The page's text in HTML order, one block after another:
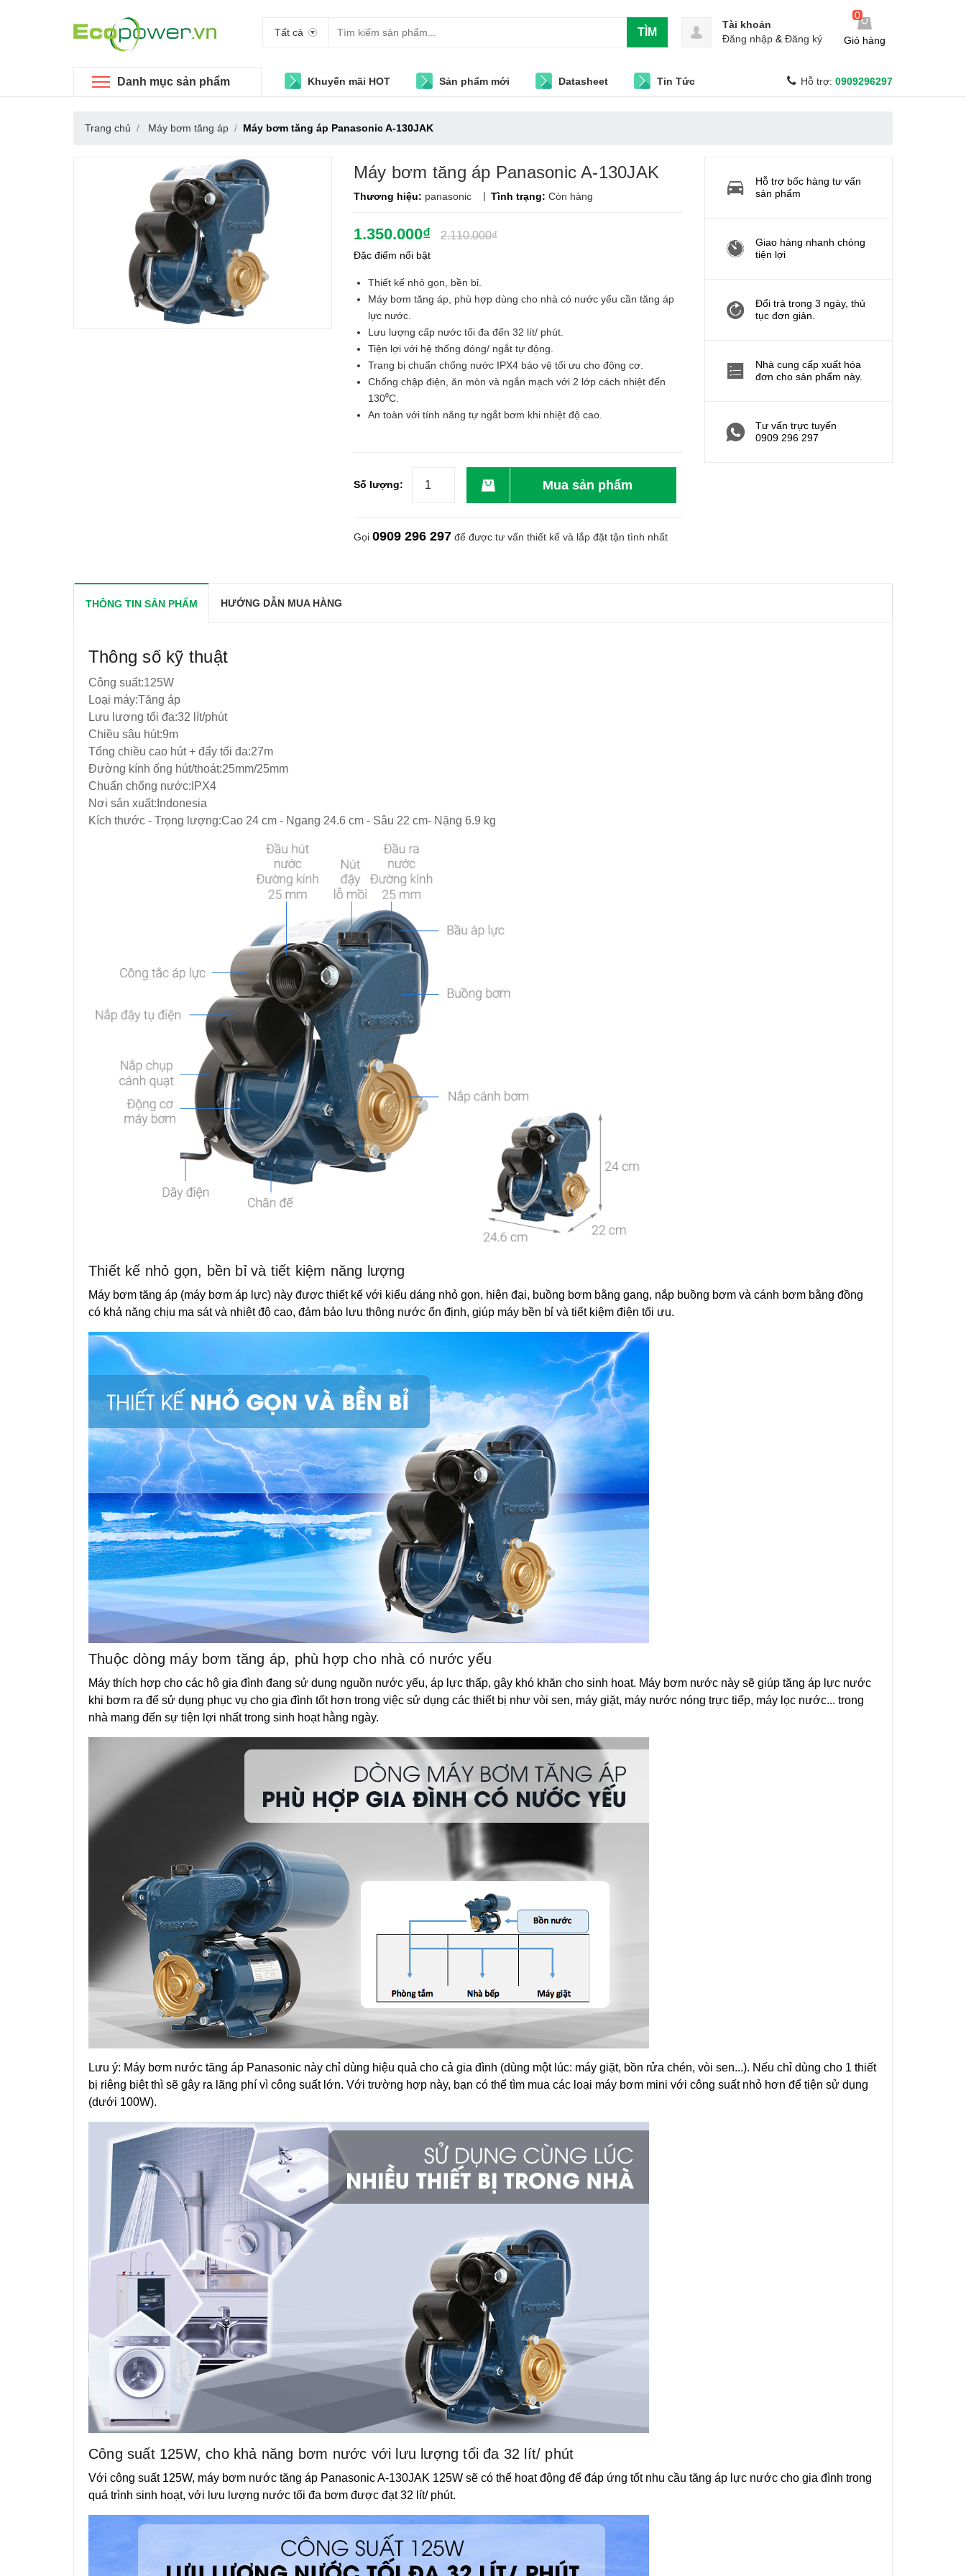
Tất cả TÌM
0
Giỏ hàng
Tài khoản
Đăng nhập & Đăng ký
Danh mục sản phẩm Khuyến mãi HOT Sản phẩm mới Datasheet Tin Tức Hỗ trợ: 0909296297
Trang chủ Máy bơm tăng áp Máy bơm tăng áp Panasonic A-130JAK
Máy bơm tăng áp Panasonic A-130JAK
Thương hiệu: panasonic | Tình trạng: Còn hàng
1.350.000₫ 2.110.000₫
Đặc điểm nổi bật
Thiết kế nhỏ gọn, bền bỉ.
Máy bơm tăng áp, phù hợp dùng cho nhà có nước yếu cần tăng áp
lực nước.
Lưu lượng cấp nước tối đa đến 32 lít/ phút.
Tiện lợi với hệ thống đóng/ ngắt tự động.
Trang bị chuẩn chống nước IPX4 bảo vệ tối ưu cho động cơ.
Chống chập điện, ăn mòn và ngắn mạch với 2 lớp cách nhiệt đến
130⁰C.
An toàn với tính năng tự ngắt bơm khi nhiệt độ cao.
Số lượng: Mua sản phẩm
Gọi 0909 296 297 để được tư vấn thiết kế và lắp đặt tận tình nhất
Hỗ trợ bốc hàng tư vấn
sản phẩm
Giao hàng nhanh chóng
tiện lợi
Đổi trả trong 3 ngày, thủ
tục đơn giản.
Nhà cung cấp xuất hóa
đơn cho sản phẩm này.
Tư vấn trực tuyến
0909 296 297
THÔNG TIN SẢN PHẨM HƯỚNG DẪN MUA HÀNG
Thông số kỹ thuật
Công suất:125W
Loại máy:Tăng áp
Lưu lượng tối đa:32 lít/phút
Chiều sâu hút:9m
Tổng chiều cao hút + đẩy tối đa:27m
Đường kính ống hút/thoát:25mm/25mm
Chuẩn chống nước:IPX4
Nơi sản xuất:Indonesia
Kích thước - Trọng lượng:Cao 24 cm - Ngang 24.6 cm - Sâu 22 cm- Nặng 6.9 kg
Thiết kế nhỏ gọn, bền bỉ và tiết kiệm năng lượng
Máy bơm tăng áp (máy bơm áp lực) này được thiết kế với kiểu dáng nhỏ gọn, hiện đại, buồng bơm bằng gang, nắp buồng bơm và cánh bơm bằng đồng
có khả năng chịu ma sát và nhiệt độ cao, đảm bảo lưu thông nước ổn định, giúp máy bền bỉ và tiết kiệm điện tối ưu.
Thuộc dòng máy bơm tăng áp, phù hợp cho nhà có nước yếu
Máy thích hợp cho các hộ gia đình đang sử dụng nguồn nước yếu, áp lực thấp, gây khó khăn cho sinh hoạt. Máy bơm nước này sẽ giúp tăng áp lực nước
khi bơm ra để sử dụng phục vụ cho gia đình tốt hơn trong việc sử dụng các thiết bị như vòi sen, máy giặt, máy nước nóng trực tiếp, máy lọc nước... trong
nhà mang đến sự tiện lợi nhất trong sinh hoạt hằng ngày.
Lưu ý: Máy bơm nước tăng áp Panasonic này chỉ dùng hiệu quả cho cả gia đình (dùng một lúc: máy giặt, bồn rửa chén, vòi sen...). Nếu chỉ dùng cho 1 thiết
bị riêng biệt thì sẽ gây ra lãng phí vì công suất lớn. Với trường hợp này, bạn có thể tìm mua các loại máy bơm mini với công suất nhỏ hơn để tiện sử dụng
(dưới 100W).
Công suất 125W, cho khả năng bơm nước với lưu lượng tối đa 32 lít/ phút
Với công suất 125W, máy bơm nước tăng áp Panasonic A-130JAK 125W sẽ có thể hoạt động để đáp ứng tốt nhu cầu tăng áp lực nước cho gia đình trong
quá trình sinh hoạt, với lưu lượng nước tối đa bơm được đạt 32 lít/ phút.